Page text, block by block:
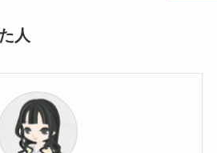
人